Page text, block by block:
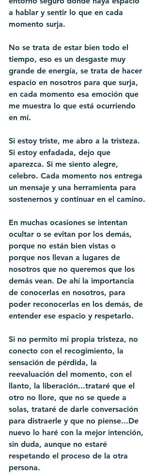
a hablar y sentir lo que en cada
momento surja.
No se trata de estar bien todo el
tiempo, eso es un desgaste muy
grande de energía, se trata de hacer
espacio en nosotros para que surja,
en cada momento esa emoción que
me muestra lo que está ocurriendo
en mí.
Si estoy triste, me abro a la tristeza.
Si estoy enfadada, dejo que
aparezca. Si me siento alegre,
celebro. Cada momento nos entrega
un mensaje y una herramienta para
sostenernos y continuar en el camino.
En muchas ocasiones se intentan
ocultar o se evitan por los demás,
porque no están bien vistas o
porque nos llevan a lugares de
nosotros que no queremos que los
demás vean. De ahí la importancia
de conocerlas en nosotros, para
poder reconocerlas en los demás, de
entender ese espacio y respetarlo.
Si no permito mi propia tristeza, no
conecto con el recogimiento, la
sensación de pérdida, la
reevaluación del momento, con el
llanto, la liberación...trataré que el
otro no llore, que no se quede a
solas, trataré de darle conversación
para distraerle y que no piense...De
nuevo lo haré con la mejor intención,
sin duda, aunque no estaré
respetando el proceso de la otra
persona.